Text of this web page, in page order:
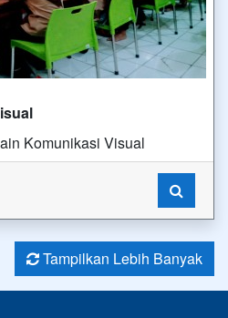
Komunikasi Visual
Tampilkan Lebih Banyak